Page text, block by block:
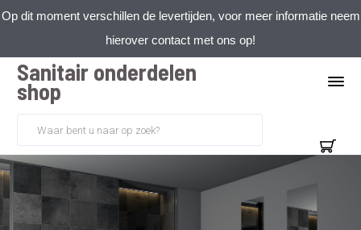
Op dit moment verschillen de levertijden, voor meer informatie neem
hierover contact met ons op!
Sanitair onderdelen
shop